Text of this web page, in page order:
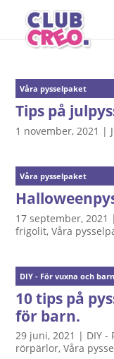
Våra pysselpaket
Tips på
1 november, 2021 |
Våra pysselpaket
17 september, 2021 |
frigolit,Våra
DIY - För vuxna och barn
10 tips på
för barn.
29 juni, 2021 | DIY -
rörpärlor,Våra